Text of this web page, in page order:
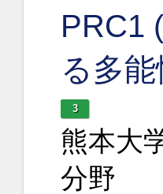
PRC1
る多
3
熊本大
分野